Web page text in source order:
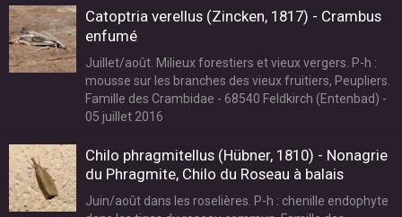
Catoptria verellus (Zincken, 1817) - Crambus
enfumé
Juillet/août. Milieux forestiers et vieux vergers. P-h :
mousse sur les branches des vieux fruitiers, Peupliers.
Famille des Crambidae - 68540 Feldkirch (Entenbad) -
05 juillet 2016
Chilo phragmitellus (Hübner, 1810) - Nonagrie
du Phragmite, Chilo du Roseau à balais
Juin/août dans les roselières. P-h : chenille endophyte